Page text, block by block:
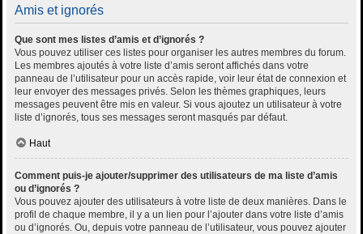
Amis et ignorés
Que sont mes listes d’amis et d’ignorés ?
Vous pouvez utiliser ces listes pour organiser les autres membres du forum.
Les membres ajoutés à votre liste d’amis seront affichés dans votre
panneau de l’utilisateur pour un accès rapide, voir leur état de connexion et
leur envoyer des messages privés. Selon les thèmes graphiques, leurs
messages peuvent être mis en valeur. Si vous ajoutez un utilisateur à votre
liste d’ignorés, tous ses messages seront masqués par défaut.
Haut
Comment puis-je ajouter/supprimer des utilisateurs de ma liste d’amis
ou d’ignorés ?
Vous pouvez ajouter des utilisateurs à votre liste de deux manières. Dans le
profil de chaque membre, il y a un lien pour l’ajouter dans votre liste d’amis
ou d’ignorés. Ou, depuis votre panneau de l’utilisateur, vous pouvez ajouter